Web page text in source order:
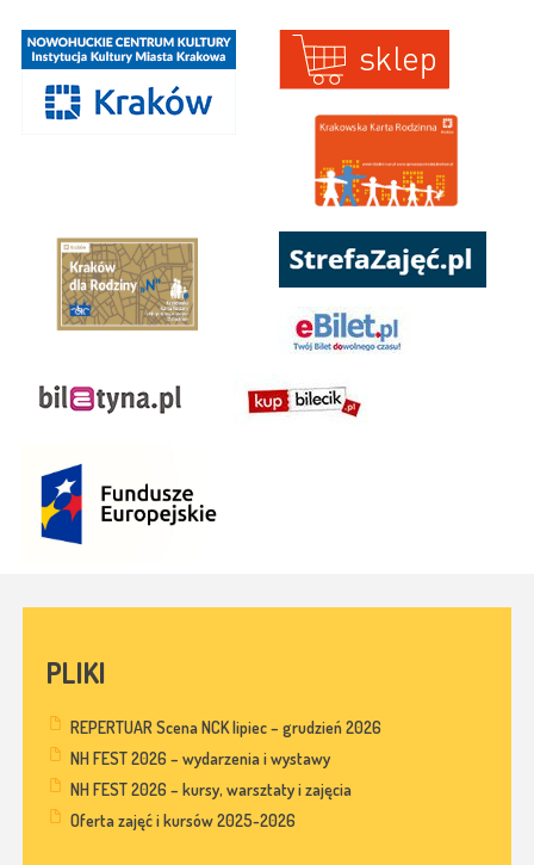
PLIKI
REPERTUAR Scena NCK lipiec – grudzień 2026
NH FEST 2026 – wydarzenia i wystawy
NH FEST 2026 – kursy, warsztaty i zajęcia
Oferta zajęć i kursów 2025-2026